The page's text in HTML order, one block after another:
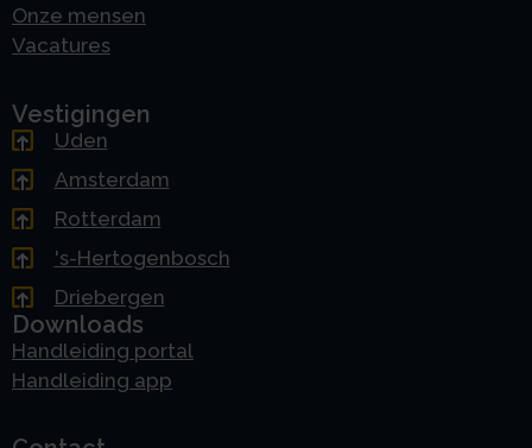
Onze mensen
Vacatures
Vestigingen
Uden
Amsterdam
Rotterdam
's-Hertogenbosch
Driebergen
Downloads
Handleiding portal
Handleiding app